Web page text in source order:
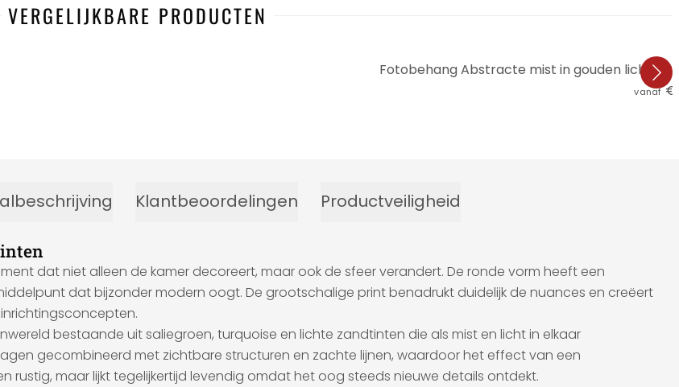
VERGELIJKBARE PRODUCTEN
Fotobehang Abstracte mist in gouden licht -
vanaf €
Klantbeoordelingen Productveiligheid
dat niet alleen de kamer decoreert, maar ook de sfeer verandert. De ronde vorm heeft een
dat bijzonder modern oogt. De grootschalige print benadrukt duidelijk de nuances en creëert
bestaande uit saliegroen, turquoise en lichte zandtinten die als mist en licht in elkaar
gecombineerd met zichtbare structuren en zachte lijnen, waardoor het effect van een
maar lijkt tegelijkertijd levendig omdat het oog steeds nieuwe details ontdekt.